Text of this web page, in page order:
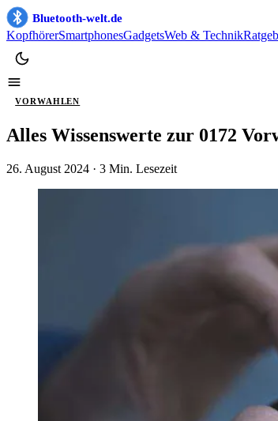
Bluetooth-welt.de
KopfhörerSmartphonesGadgetsWeb & Technik
VORWAHLEN
Alles Wissenswerte zur 0172
26. August 2024 · 3 Min. Lesezeit